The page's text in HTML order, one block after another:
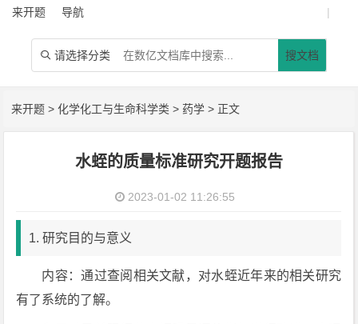
来开题 导航 |
 请选择分类 搜文档
来开题 >化学化工与生命科学类 > 药学 > 正文
水蛭的质量标准研究开题报告
2023-01-02 11:26:55
1. 研究目的与意义
内容：通过查阅相关文献，对水蛭近年来的相关研究
有了系统的了解。